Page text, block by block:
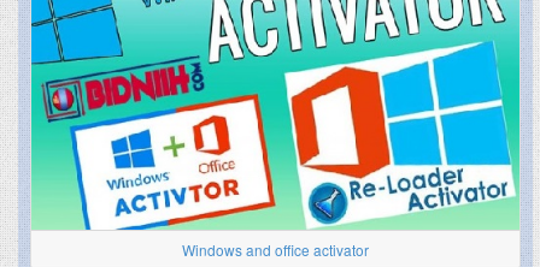
Windows and office activator